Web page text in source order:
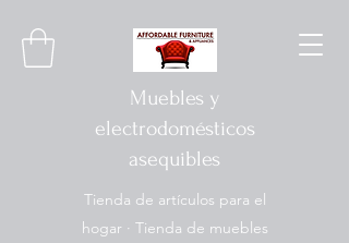
Muebles y
electrodomésticos
asequibles
Tienda de artículos para el
hogar · Tienda de muebles